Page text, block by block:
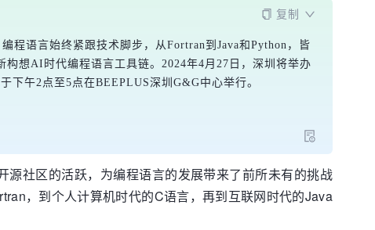
复制
程语言始终紧跟技术脚步，从Fortran到Java和Python，皆
想AI时代编程语言工具链。2024年4月27日，深圳将举办
午2点至5点在BEEPLUS深圳G&G中心举行。
源社区的活跃，为编程语言的发展带来了前所未有的挑战
，到个人计算机时代的C语言，再到互联网时代的Java